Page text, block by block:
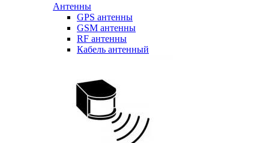
Антенны
GPS антенны
GSM антенны
RF антенны
Кабель антенный